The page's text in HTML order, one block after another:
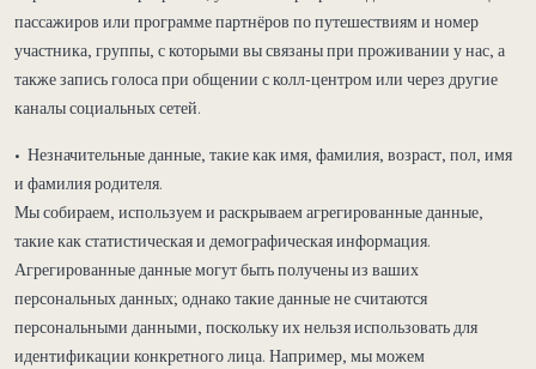
пассажиров или программе партнёров по путешествиям и номер
участника, группы, с которыми вы связаны при проживании у нас, а
также запись голоса при общении с колл-центром или через другие
каналы социальных сетей.
• Незначительные данные, такие как имя, фамилия, возраст, пол, имя
и фамилия родителя.
Мы собираем, используем и раскрываем агрегированные данные,
такие как статистическая и демографическая информация.
Агрегированные данные могут быть получены из ваших
персональных данных; однако такие данные не считаются
персональными данными, поскольку их нельзя использовать для
идентификации конкретного лица. Например, мы можем